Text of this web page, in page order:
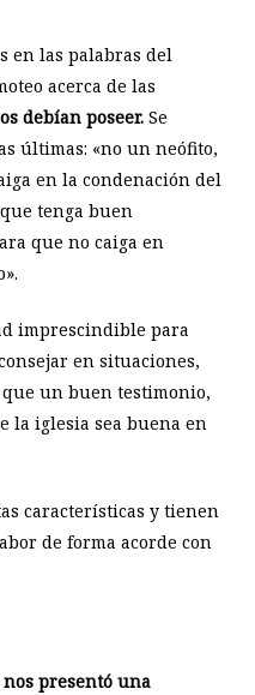
en las palabras del
acerca de las
debían poseer.Se
últimas: «no un neófito,
en la condenación del
tenga buen
que no caiga en
imprescindible para
en situaciones,
un buen testimonio,
la iglesia sea buena en
características y tienen
de forma acorde con
presentó una